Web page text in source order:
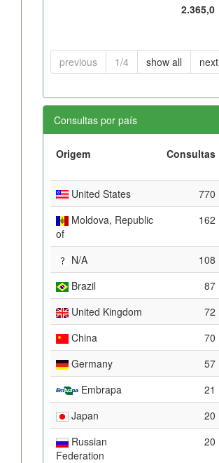
2.365,0
previous 1/4 show all next
Consultas por país
Origem Consultas
United States
770
Moldova, Republic
of
162
N/A 108
Brazil
87
United Kingdom
72
China
70
Germany
57
Embrapa
21
Japan
20
Russian
Federation
20